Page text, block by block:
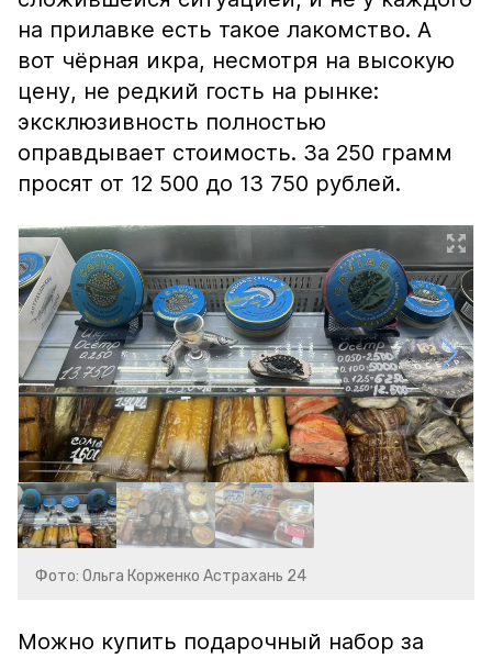
на прилавке есть такое лакомство. А
вот чёрная икра, несмотря на высокую
цену, не редкий гость на рынке:
эксклюзивность полностью
оправдывает стоимость. За 250 грамм
просят от 12 500 до 13 750 рублей.
Фото: Ольга Корженко Астрахань 24
Можно купить подарочный набор за